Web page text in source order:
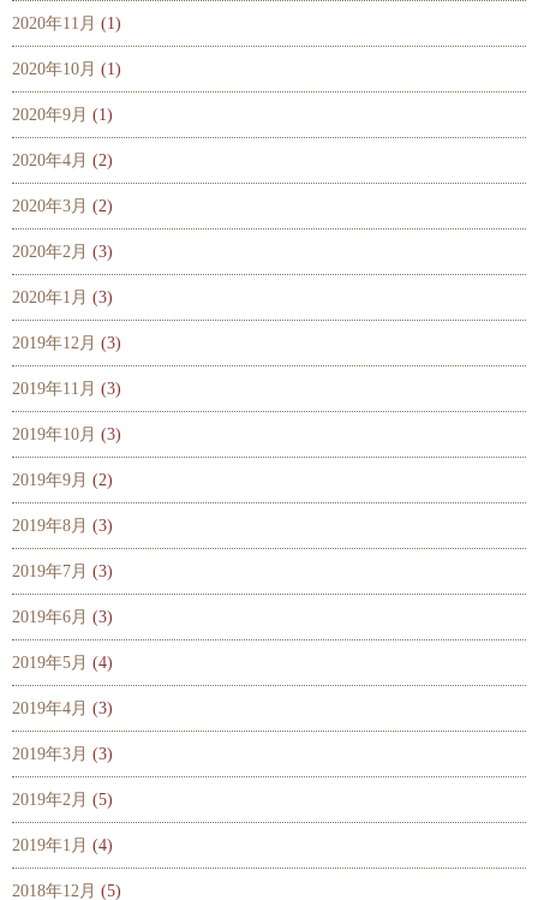
2020年11月 (1)
2020年10月 (1)
2020年9月 (1)
2020年4月 (2)
2020年3月 (2)
2020年2月 (3)
2020年1月 (3)
2019年12月 (3)
2019年11月 (3)
2019年10月 (3)
2019年9月 (2)
2019年8月 (3)
2019年7月 (3)
2019年6月 (3)
2019年5月 (4)
2019年4月 (3)
2019年3月 (3)
2019年2月 (5)
2019年1月 (4)
2018年12月 (5)